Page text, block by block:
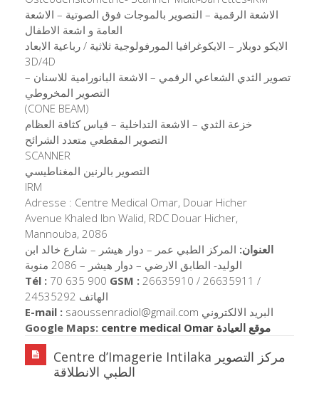
الاشعة الرقمية – التصوير بالموجات فوق الصوتية – الاشعة
العامة و اشعة الاطفال
الايكو دوبلار – الايكوغرافيا المورفولوجية ثلاثية / رباعية الابعاد
3D/4D
تصوير الثدي الشعاعي الرقمي – الاشعة البانورامية للاسنان –
التصوير المخروطي
(CONE BEAM)
خزعة الثدي – الاشعة التداخلية – قياس كثافة العظام
التصوير المقطعي متعدد الشرائح
SCANNER
التصوير بالرنين المغناطيسي
IRM
Adresse : Centre Medical Omar, Douar Hicher
Avenue Khaled Ibn Walid, RDC Douar Hicher,
Mannouba, 2086
العنوان: المركز الطبي عمر – دوار هيشر – شارع خالد ابن
الوليد- الطابق الارضي – دوار هيشر – 2086 منوبة
Tél : 70 635 900 GSM : 26635910 / 26635911 /
24535292 الهاتف
E-mail : saoussenradiol@gmail.com البريد الالكتروني
Google Maps:
centre medical Omar موقع العيادة
Centre d’Imagerie Intilaka مركز التصوير
الطبي الانطلاقة